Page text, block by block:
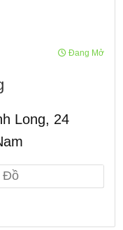
Đang Mở
Long, 24
Đồ